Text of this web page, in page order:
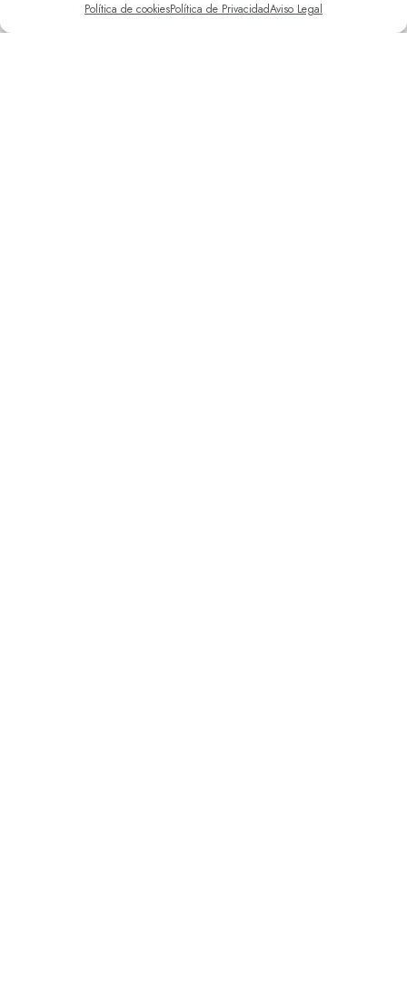
Política de cookiesPolítica de PrivacidadAviso Legal